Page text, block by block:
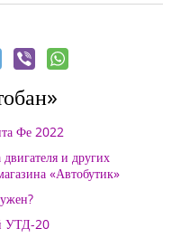
Фе 2022
и других
«Автобутик»
УТД-20